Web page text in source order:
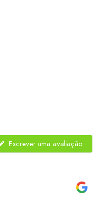
Escrever uma avaliação